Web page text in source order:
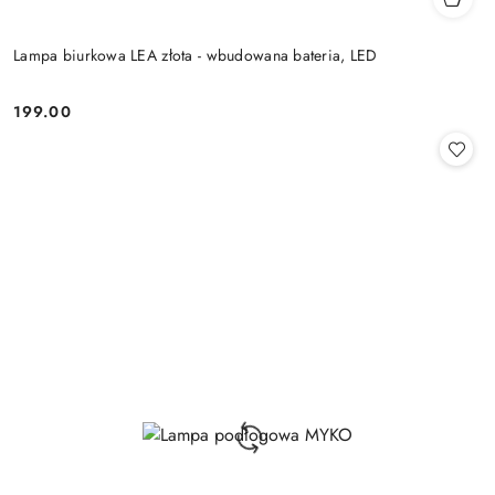
Lampa biurkowa LEA złota - wbudowana bateria, LED
Cena:
199.00